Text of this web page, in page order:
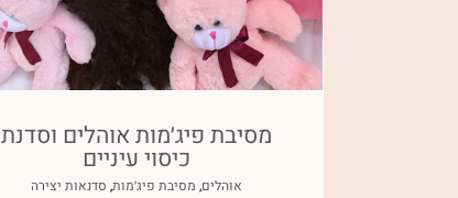
מסיבת פיג׳מות אוהלים וסדנת
כיסוי עיניים
אוהלים, מסיבת פיג׳מות, סדנאות יצירה